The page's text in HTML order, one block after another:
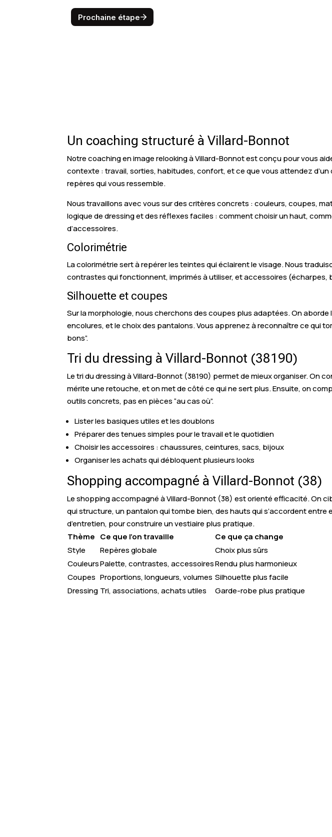
Un coaching structuré à Villard-Bonnot
Notre coaching en image relooking à Villard-Bonnot est conçu pour vous
contexte : travail, sorties, habitudes, confort, et ce que vous attendez d’un
repères qui vous ressemble.
Nous travaillons avec vous sur des critères concrets : couleurs, coupes,
logique de dressing et des réflexes faciles : comment choisir un haut,
d’accessoires.
Colorimétrie
La colorimétrie sert à repérer les teintes qui éclairent le visage. Nous
contrastes qui fonctionnent, imprimés à utiliser, et accessoires (écharpes,
Silhouette et coupes
Sur la morphologie, nous cherchons des coupes plus adaptées. On
encolures, et le choix des pantalons. Vous apprenez à reconnaître ce qui
bons”.
Tri du dressing à Villard-Bonnot (38190)
Le tri du dressing à Villard-Bonnot (38190) permet de mieux organiser. On
mérite une retouche, et on met de côté ce qui ne sert plus. Ensuite, on
outils concrets, pas en pièces “au cas où”.
Lister les basiques utiles et les doublons
Préparer des tenues simples pour le travail et le quotidien
Choisir les accessoires : chaussures, ceintures, sacs, bijoux
Organiser les achats qui débloquent plusieurs looks
Shopping accompagné à Villard-Bonnot (38)
Le shopping accompagné à Villard-Bonnot (38) est orienté efficacité. On
qui structure, un pantalon qui tombe bien, des hauts qui s’accordent
d’entretien, pour construire un vestiaire plus pratique.
Thème Ce que l’on travaille
Ce que ça change
Style
Repères globale
Choix plus sûrs
CouleursPalette, contrastes, accessoiresRendu plus harmonieux
Coupes Proportions, longueurs, volumes Silhouette plus facile
Dressing Tri, associations, achats utiles Garde-robe plus pratique